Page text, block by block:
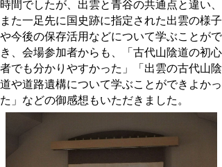
時間でしたが、出雲と青谷の共通点と違い、
また一足先に国史跡に指定された出雲の様子
や今後の保存活用などについて学ぶことがで
き、会場参加者からも、「古代山陰道の初心
者でも分かりやすかった」「出雲の古代山陰
道や道路遺構について学ぶことができよかっ
た」などの御感想もいただきました。